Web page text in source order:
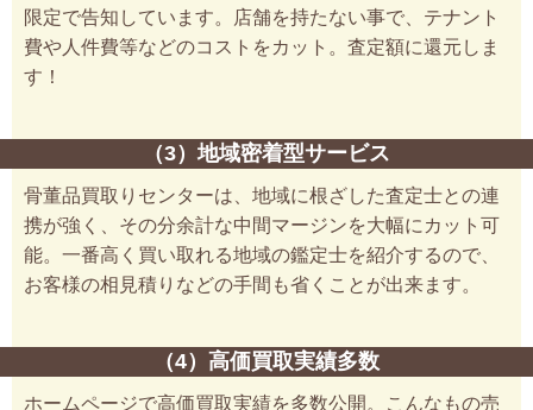
限定で告知しています。店舗を持たない事で、テナント
費や人件費等などのコストをカット。査定額に還元しま
す！
（3）地域密着型サービス
骨董品買取りセンターは、地域に根ざした査定士との連
携が強く、その分余計な中間マージンを大幅にカット可
能。一番高く買い取れる地域の鑑定士を紹介するので、
お客様の相見積りなどの手間も省くことが出来ます。
（4）高価買取実績多数
ホームページで高価買取実績を多数公開。こんなもの売